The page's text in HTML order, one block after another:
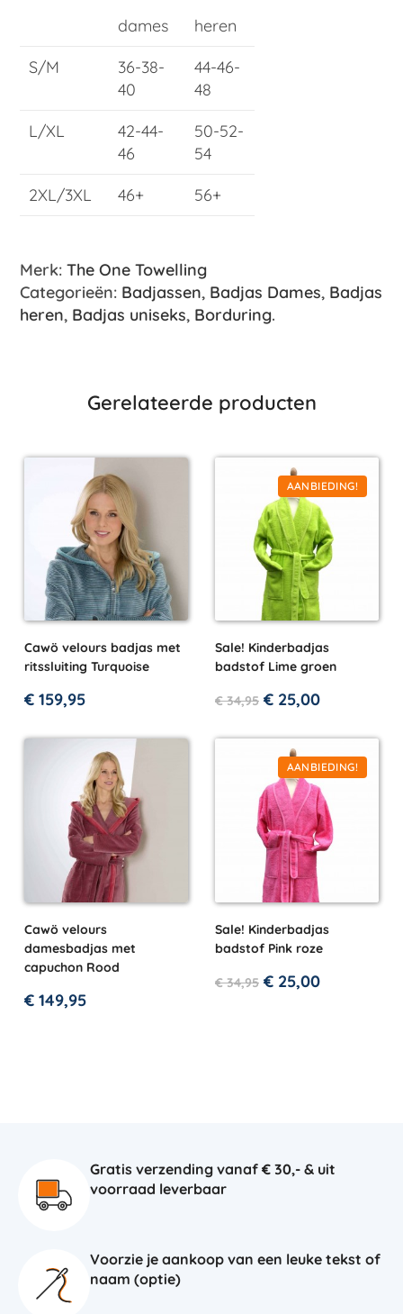
dames
heren
S/M
36-38-
40
44-46-
48
L/XL
42-44-
46
50-52-
54
2XL/3XL
46+ 56+
Merk:The One Towelling
Categorieën: Badjassen, Badjas Dames, Badjas
heren, Badjas uniseks, Borduring.
Gerelateerde producten
Cawö velours badjas met
ritssluiting Turquoise
€ 159,95
AANBIEDING!
Sale! Kinderbadjas
badstof Lime groen
€34,95 € 25,00
Cawö velours
damesbadjas met
capuchon Rood
€ 149,95
AANBIEDING!
Sale! Kinderbadjas
badstof Pink roze
€34,95 € 25,00
Gratis verzending vanaf € 30,- & uit
voorraad leverbaar
Voorzie je aankoop van een leuke tekst of
naam (optie)